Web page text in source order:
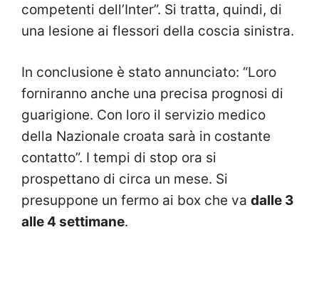
competenti dell’Inter”. Si tratta, quindi, di
una lesione ai flessori della coscia sinistra.
In conclusione è stato annunciato: “Loro
forniranno anche una precisa prognosi di
guarigione. Con loro il servizio medico
della Nazionale croata sarà in costante
contatto”. I tempi di stop ora si
prospettano di circa un mese. Si
presuppone un fermo ai box che va dalle 3
alle 4 settimane.